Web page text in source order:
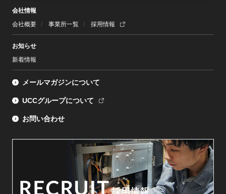
会社情報
会社概要
事業所一覧 採用情報
お知らせ
新着情報
メールマガジンについて
UCCグループについて
お問い合わせ